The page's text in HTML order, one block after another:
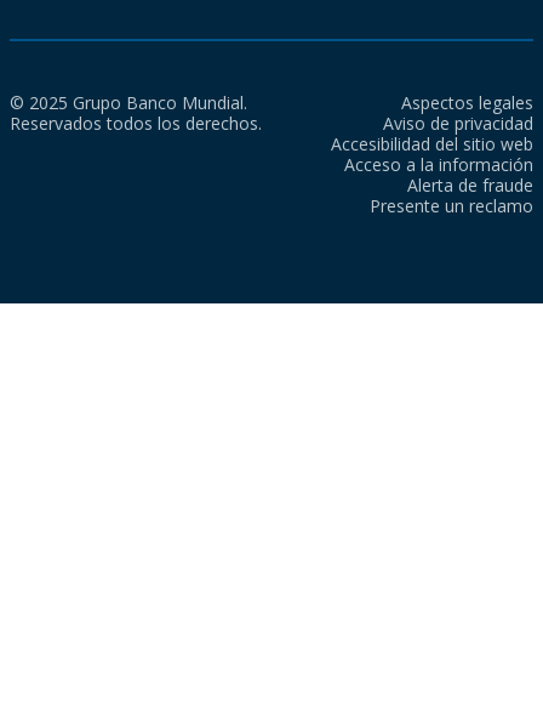
© 2025 Grupo Banco Mundial.
Reservados todos los derechos.
Aspectos legales
Aviso de privacidad
Accesibilidad del sitio web
Acceso a la información
Alerta de fraude
Presente un reclamo